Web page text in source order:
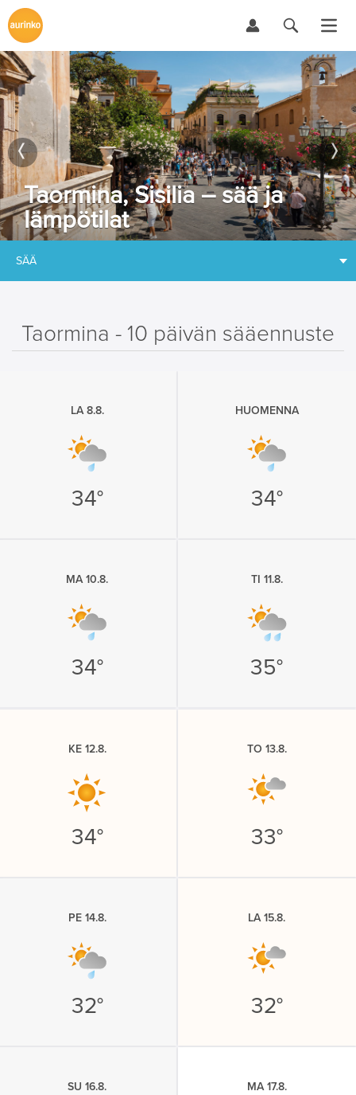
Taormina, Sisilia – sää ja
lämpötilat
SÄÄ
Taormina - 10 päivän sääennuste
LA 8.8.
34°
HUOMENNA
34°
MA 10.8.
34°
TI 11.8.
35°
KE 12.8.
34°
TO 13.8.
33°
PE 14.8.
32°
LA 15.8.
32°
SU 16.8. MA 17.8.